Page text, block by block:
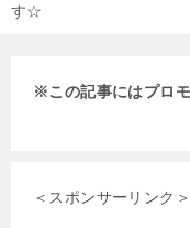
す☆
※この記事にはプロ
＜スポンサーリンク＞